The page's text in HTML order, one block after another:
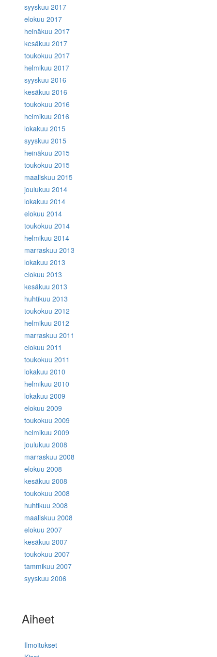
syyskuu 2017
elokuu 2017
heinäkuu 2017
kesäkuu 2017
toukokuu 2017
helmikuu 2017
syyskuu 2016
kesäkuu 2016
toukokuu 2016
helmikuu 2016
lokakuu 2015
syyskuu 2015
heinäkuu 2015
toukokuu 2015
maaliskuu 2015
joulukuu 2014
lokakuu 2014
elokuu 2014
toukokuu 2014
helmikuu 2014
marraskuu 2013
lokakuu 2013
elokuu 2013
kesäkuu 2013
huhtikuu 2013
toukokuu 2012
helmikuu 2012
marraskuu 2011
elokuu 2011
toukokuu 2011
lokakuu 2010
helmikuu 2010
lokakuu 2009
elokuu 2009
toukokuu 2009
helmikuu 2009
joulukuu 2008
marraskuu 2008
elokuu 2008
kesäkuu 2008
toukokuu 2008
huhtikuu 2008
maaliskuu 2008
elokuu 2007
kesäkuu 2007
toukokuu 2007
tammikuu 2007
syyskuu 2006
Aiheet
Ilmoitukset